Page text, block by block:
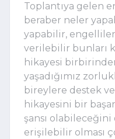
Toplantıya gelen
beraber neler
yapabilir,
verilebilir bunları
hikayesi
yaşadığımız
bireylere destek
hikayesini bir
şansı
erişilebilir olması